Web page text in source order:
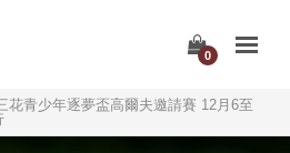
0
花青少年逐夢盃高爾夫邀請賽 12月6至